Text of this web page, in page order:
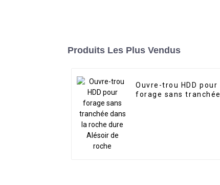
Produits Les Plus Vendus
Ouvre-trou HDD pour
forage sans tranchée